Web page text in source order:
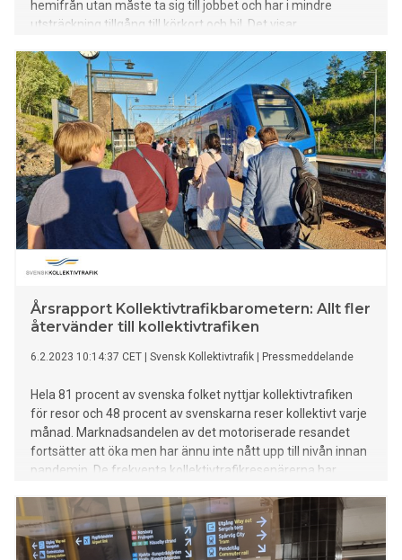
hemifrån utan måste ta sig till jobbet och har i mindre
utsträckning tillgång till körkort och bil. Det visar
attitydundersökning Kollektivtrafikbarometern, denna gång
med fokus på skillnader i resmönster, färdmedelsval,
nöjdheter och drivkrafter mellan kvinnor och män.
Årsrapport Kollektivtrafikbarometern: Allt fler
återvänder till kollektivtrafiken
6.2.2023 10:14:37 CET Svensk Kollektivtrafik Pressmeddelande
Hela 81 procent av svenska folket nyttjar kollektivtrafiken
för resor och 48 procent av svenskarna reser kollektivt varje
månad. Marknadsandelen av det motoriserade resandet
fortsätter att öka men har ännu inte nått upp till nivån innan
pandemin. De frekventa kollektivtrafikresenärerna har
kollektivtrafik väljer nu oftare bilen. Det visar årets rapport
från Svensk Kollektivtrafiks resvane- och
attitydundersökning Kollektivtrafikbarometern.